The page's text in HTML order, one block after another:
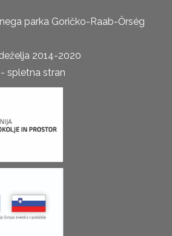
parka Goričko-Raab-Őrség
2014-2020
spletna stran